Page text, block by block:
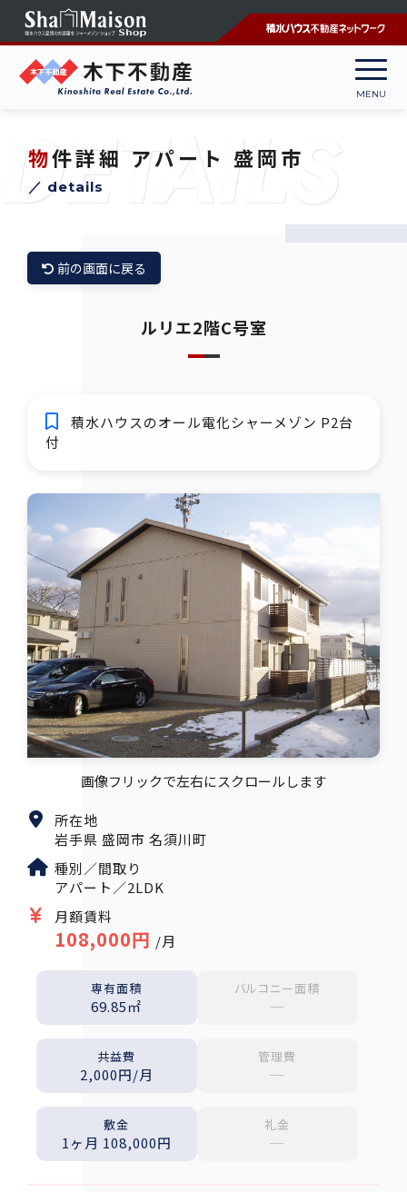
物件詳細アパート 盛岡市
／ details
DETAILS
前の画面に戻る
ルリエ2階C号室
積水ハウスのオール電化シャーメゾン P2台
付
所在地
岩手県 盛岡市 名須川町
種別／間取り
アパート／2LDK
月額賃料
108,000円 /月
専有面積
69.85㎡
バルコニー面積
─
共益費
2,000円/月
管理費
─
敷金
1ヶ月 108,000円
礼金
─
画像フリックで左右にスクロールします